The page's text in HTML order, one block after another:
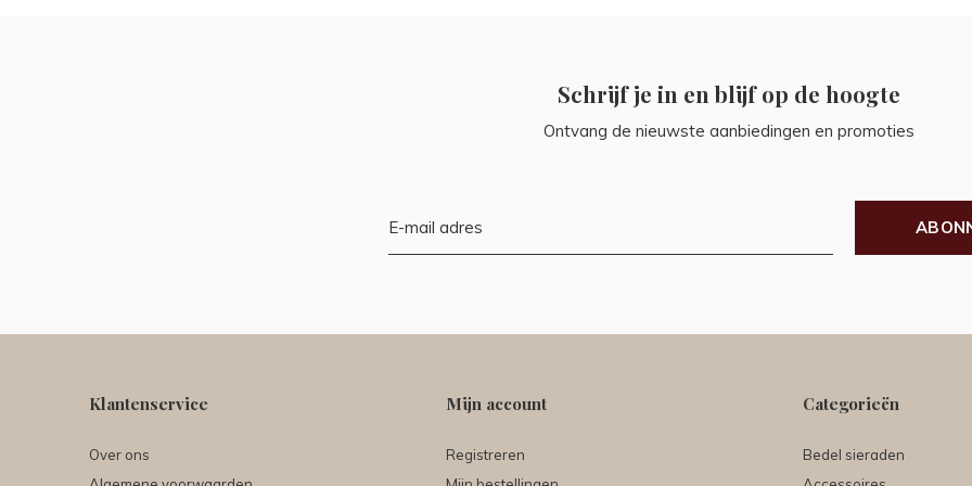
Schrijf je in en blijf op de hoogte
Ontvang de nieuwste aanbiedingen en promoties
Klantenservice
Over ons
Mijn account
Registreren
Categorieën
Bedel sieraden